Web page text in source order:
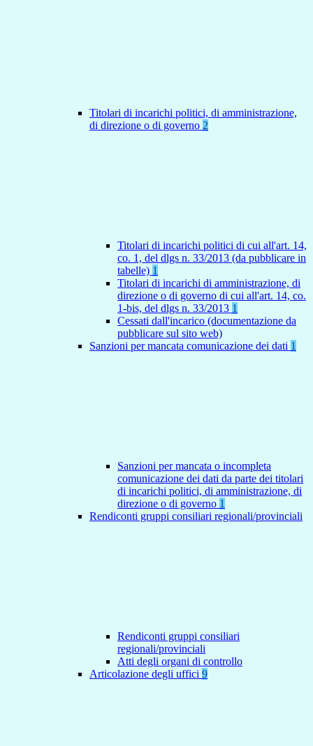
Titolari di incarichi politici, di amministrazione,
di direzione o di governo 2
Titolari di incarichi politici di cui all'art. 14,
co. 1, del dlgs n. 33/2013 (da pubblicare in
tabelle) 1
Titolari di incarichi di amministrazione, di
direzione o di governo di cui all'art. 14, co.
1-bis, del dlgs n. 33/2013 1
Cessati dall'incarico (documentazione da
pubblicare sul sito web)
Sanzioni per mancata comunicazione dei dati 1
Sanzioni per mancata o incompleta
comunicazione dei dati da parte dei titolari
di incarichi politici, di amministrazione, di
direzione o di governo 1
Rendiconti gruppi consiliari regionali/provinciali
Rendiconti gruppi consiliari
regionali/provinciali
Atti degli organi di controllo
Articolazione degli uffici 9